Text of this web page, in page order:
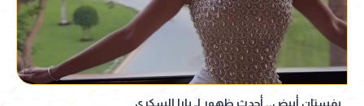
بفستان أبيض.. أحدث ظهور لـ يارا السكري